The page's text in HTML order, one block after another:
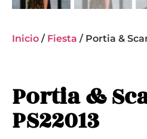
Inicio / Fiesta / Portia &
Portia &
PS22013